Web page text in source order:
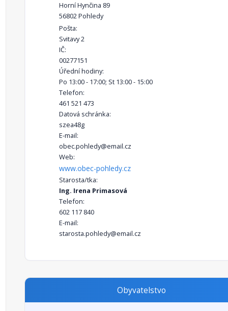
Horní Hynčina 89
56802 Pohledy
Pošta:
Svitavy 2
IČ:
00277151
Úřední hodiny:
Po 13:00 - 17:00; St 13:00 - 15:00
Telefon:
461 521 473
Datová schránka:
szea48g
E-mail:
obec.pohledy@email.cz
Web:
www.obec-pohledy.cz
Starosta/tka:
Ing. Irena Primasová
Telefon:
602 117 840
E-mail:
starosta.pohledy@email.cz
Obyvatelstvo